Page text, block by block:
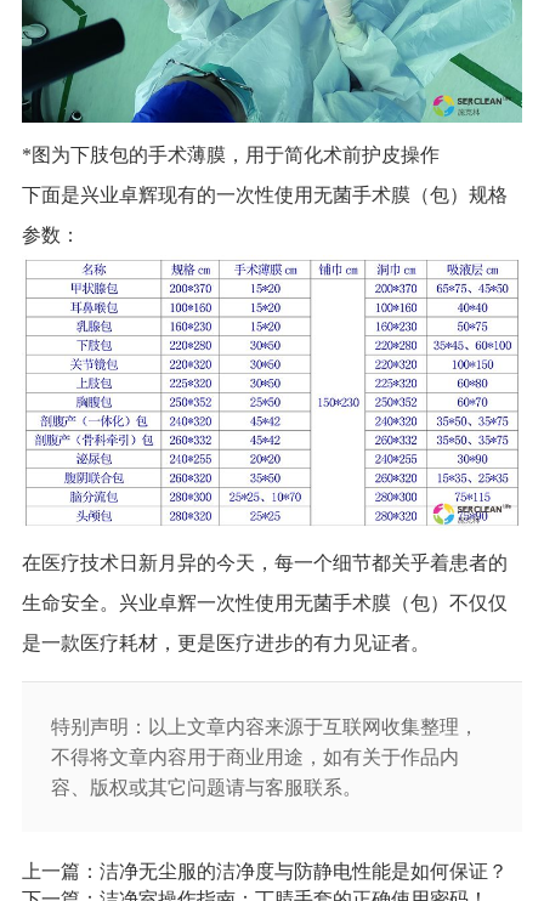
*图为下肢包的手术薄膜，用于简化术前护皮操作
下面是兴业卓辉现有的一次性使用无菌手术膜（包）规格
参数：
在医疗技术日新月异的今天，每一个细节都关乎着患者的
生命安全。兴业卓辉一次性使用无菌手术膜（包）不仅仅
是一款医疗耗材，更是医疗进步的有力见证者。
特别声明：以上文章内容来源于互联网收集整理，
不得将文章内容用于商业用途，如有关于作品内
容、版权或其它问题请与客服联系。
上一篇：洁净无尘服的洁净度与防静电性能是如何保证？